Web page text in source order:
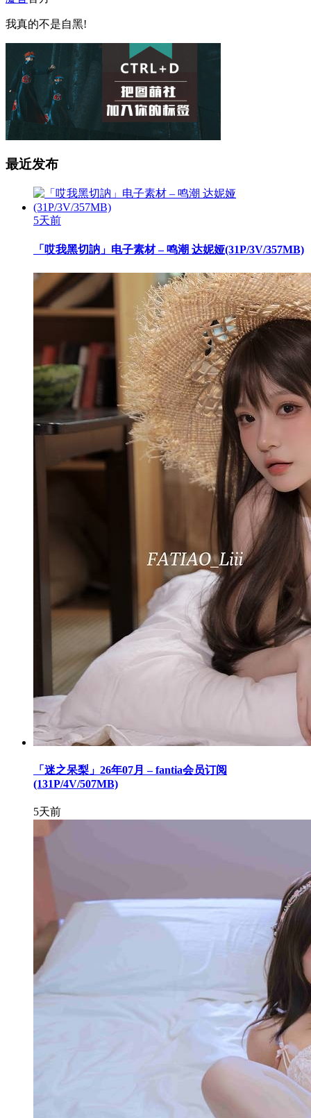
我真的不是自黑!
最近发布
5天前
「哎我黑切訥」电子素材 – 鸣潮 达妮娅(31P/3V/357MB)
「迷之呆梨」26年07月 – fantia会员订阅
(131P/4V/507MB)
5天前